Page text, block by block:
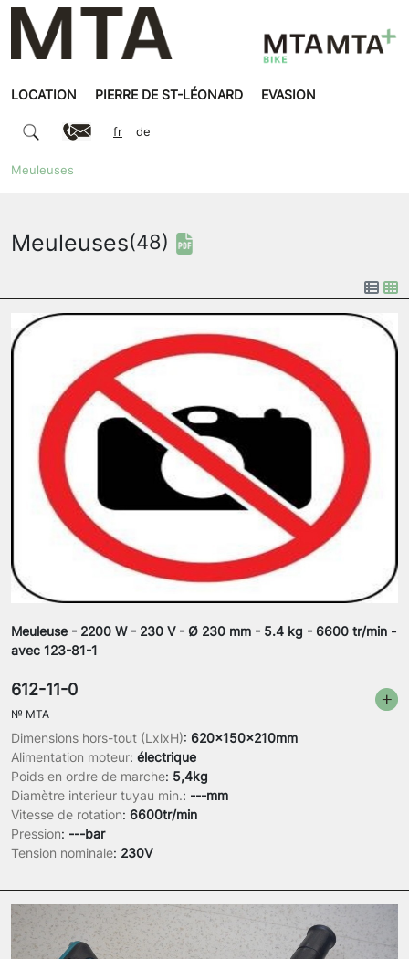
LOCATION PIERRE DE ST-LÉONARD EVASION
fr de
Meuleuses
Meuleuses(48)
Meuleuse - 2200 W - 230 V - Ø 230 mm - 5.4 kg - 6600 tr/min -
avec 123-81-1
Dimensions hors-tout (LxlxH): 620x150x210mm
Alimentation moteur: électrique
Poids en ordre de marche: 5,4kg
Diamètre interieur tuyau min.: ---mm
Vitesse de rotation: 6600tr/min
Pression: ---bar
Tension nominale: 230V
612-11-0
№ MTA